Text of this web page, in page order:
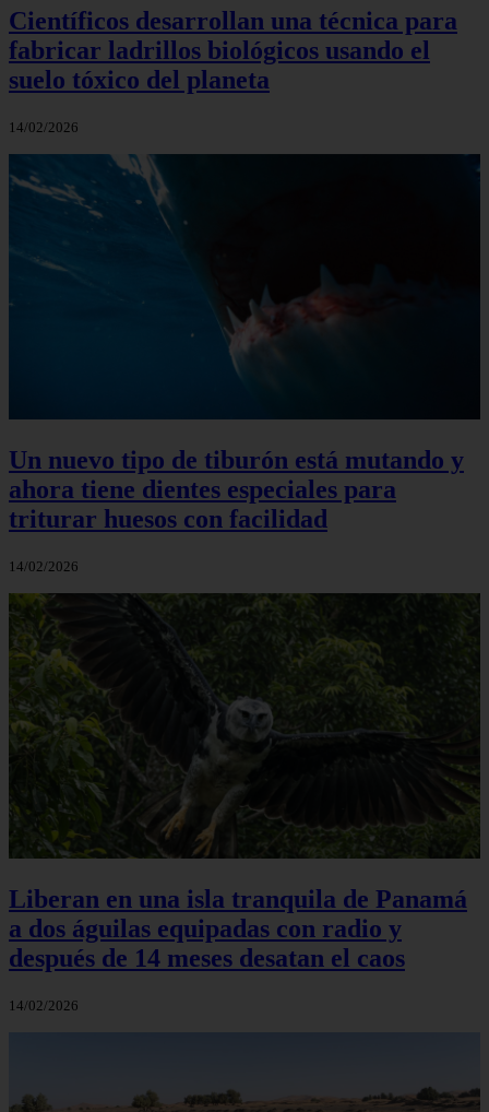
Científicos desarrollan una técnica para
fabricar ladrillos biológicos usando el
suelo tóxico del planeta
14/02/2026
Un nuevo tipo de tiburón está mutando y
ahora tiene dientes especiales para
triturar huesos con facilidad
14/02/2026
Liberan en una isla tranquila de Panamá
a dos águilas equipadas con radio y
después de 14 meses desatan el caos
14/02/2026